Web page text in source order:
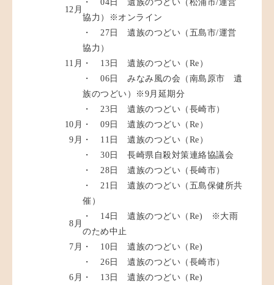
12月
・ 04日 遺族のつどい（松浦市/運営
協力）※オンライン
・ 27日 遺族のつどい（五島市/運営
協力）
11月
・ 13日 遺族のつどい（Re）
・ 06日 みなみ風の会（南島原市 遺
族のつどい）※9月延期分
・ 23日 遺族のつどい（長崎市）
10月
・ 09日 遺族のつどい（Re）
9月
・ 11日 遺族のつどい（Re）
・ 30日 長崎県自殺対策連絡協議会
・ 28日 遺族のつどい（長崎市）
・ 21日 遺族のつどい（五島保健所共
催）
8月
・ 14日 遺族のつどい（Re) ※大雨
のため中止
7月
・ 10日 遺族のつどい（Re)
・ 26日 遺族のつどい（長崎市）
6月
・ 13日 遺族のつどい（Re)